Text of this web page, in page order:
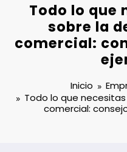
Todo lo que
sobre la
comercial:
Inicio
Todo lo que
comercial: